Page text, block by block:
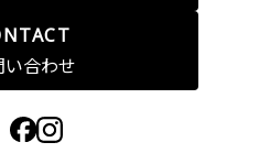
い合わせ